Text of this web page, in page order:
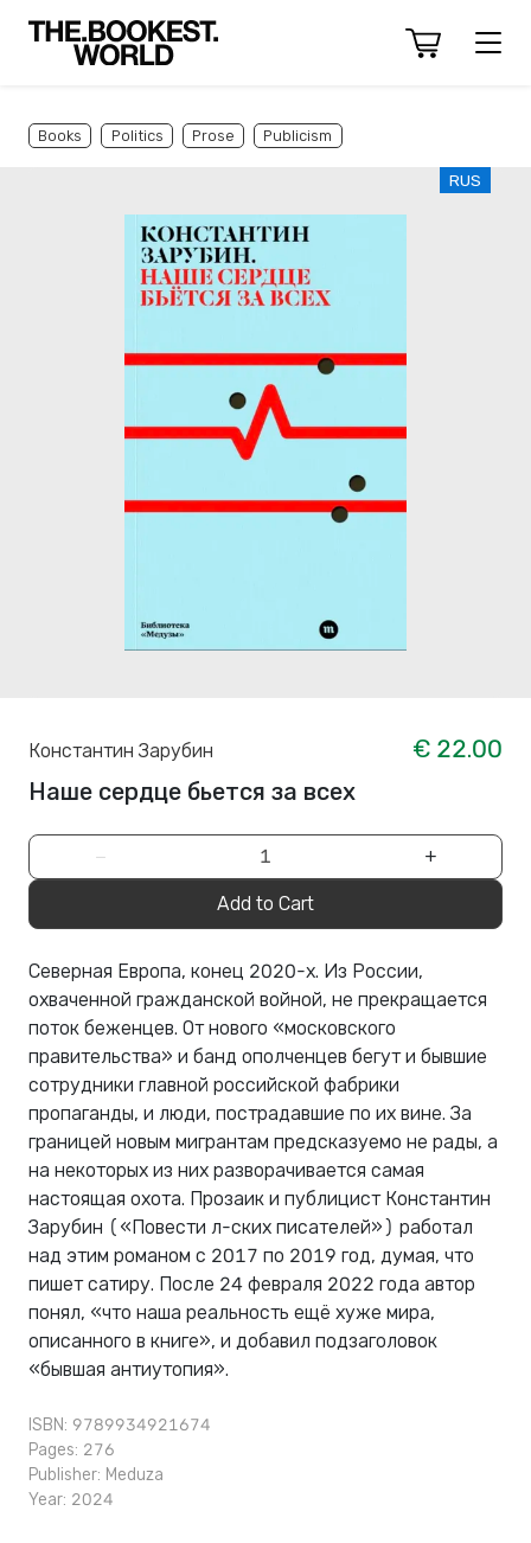
Books Politics Prose Publicism
RUS
Константин Зарубин
€ 22.00
Наше сердце бьется за всех
− +
Add to Cart
Северная Европа, конец 2020-х. Из России,
охваченной гражданской войной, не прекращается
поток беженцев. От нового «московского
правительства» и банд ополченцев бегут и бывшие
сотрудники главной российской фабрики
пропаганды, и люди, пострадавшие по их вине. За
границей новым мигрантам предсказуемо не рады, а
на некоторых из них разворачивается самая
настоящая охота. Прозаик и публицист Константин
Зарубин («Повести л-ских писателей») работал
над этим романом с 2017 по 2019 год, думая, что
пишет сатиру. После 24 февраля 2022 года автор
понял, «что наша реальность ещё хуже мира,
описанного в книге», и добавил подзаголовок
«бывшая антиутопия».
ISBN: 9789934921674
Pages: 276
Publisher: Meduza
Year: 2024